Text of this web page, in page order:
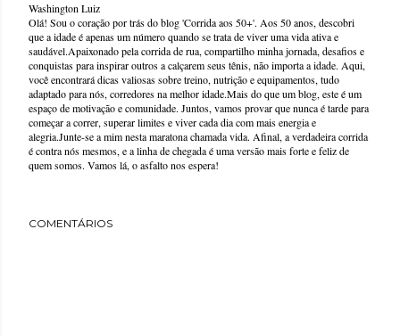
Washington Luiz
Olá! Sou o coração por trás do blog 'Corrida aos 50+'. Aos 50 anos, descobri
que a idade é apenas um número quando se trata de viver uma vida ativa e
saudável.Apaixonado pela corrida de rua, compartilho minha jornada, desafios e
conquistas para inspirar outros a calçarem seus tênis, não importa a idade. Aqui,
você encontrará dicas valiosas sobre treino, nutrição e equipamentos, tudo
adaptado para nós, corredores na melhor idade.Mais do que um blog, este é um
espaço de motivação e comunidade. Juntos, vamos provar que nunca é tarde para
começar a correr, superar limites e viver cada dia com mais energia e
alegria.Junte-se a mim nesta maratona chamada vida. Afinal, a verdadeira corrida
é contra nós mesmos, e a linha de chegada é uma versão mais forte e feliz de
quem somos. Vamos lá, o asfalto nos espera!
COMENTÁRIOS